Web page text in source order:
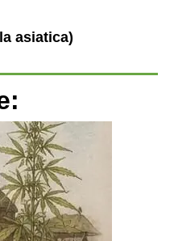
asiatica)